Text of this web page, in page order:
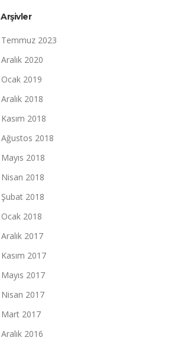
Arşivler
Temmuz 2023
Aralık 2020
Ocak 2019
Aralık 2018
Kasım 2018
Ağustos 2018
Mayıs 2018
Nisan 2018
Şubat 2018
Ocak 2018
Aralık 2017
Kasım 2017
Mayıs 2017
Nisan 2017
Mart 2017
Aralık 2016